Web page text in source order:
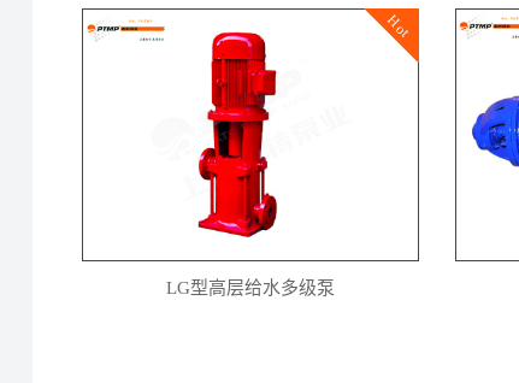
Hot
LG型高层给水多级泵